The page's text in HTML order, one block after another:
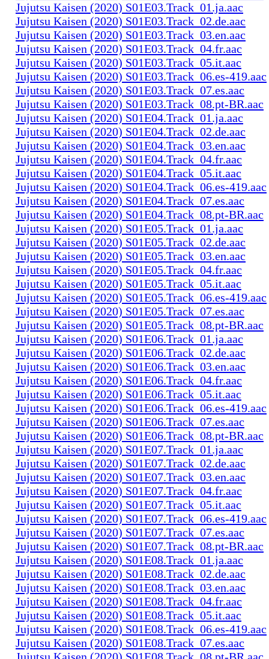
Jujutsu Kaisen (2020) S01E03.Track_01.ja.aac
Jujutsu Kaisen (2020) S01E03.Track_02.de.aac
Jujutsu Kaisen (2020) S01E03.Track_03.en.aac
Jujutsu Kaisen (2020) S01E03.Track_04.fr.aac
Jujutsu Kaisen (2020) S01E03.Track_05.it.aac
Jujutsu Kaisen (2020) S01E03.Track_06.es-419.aac
Jujutsu Kaisen (2020) S01E03.Track_07.es.aac
Jujutsu Kaisen (2020) S01E03.Track_08.pt-BR.aac
Jujutsu Kaisen (2020) S01E04.Track_01.ja.aac
Jujutsu Kaisen (2020) S01E04.Track_02.de.aac
Jujutsu Kaisen (2020) S01E04.Track_03.en.aac
Jujutsu Kaisen (2020) S01E04.Track_04.fr.aac
Jujutsu Kaisen (2020) S01E04.Track_05.it.aac
Jujutsu Kaisen (2020) S01E04.Track_06.es-419.aac
Jujutsu Kaisen (2020) S01E04.Track_07.es.aac
Jujutsu Kaisen (2020) S01E04.Track_08.pt-BR.aac
Jujutsu Kaisen (2020) S01E05.Track_01.ja.aac
Jujutsu Kaisen (2020) S01E05.Track_02.de.aac
Jujutsu Kaisen (2020) S01E05.Track_03.en.aac
Jujutsu Kaisen (2020) S01E05.Track_04.fr.aac
Jujutsu Kaisen (2020) S01E05.Track_05.it.aac
Jujutsu Kaisen (2020) S01E05.Track_06.es-419.aac
Jujutsu Kaisen (2020) S01E05.Track_07.es.aac
Jujutsu Kaisen (2020) S01E05.Track_08.pt-BR.aac
Jujutsu Kaisen (2020) S01E06.Track_01.ja.aac
Jujutsu Kaisen (2020) S01E06.Track_02.de.aac
Jujutsu Kaisen (2020) S01E06.Track_03.en.aac
Jujutsu Kaisen (2020) S01E06.Track_04.fr.aac
Jujutsu Kaisen (2020) S01E06.Track_05.it.aac
Jujutsu Kaisen (2020) S01E06.Track_06.es-419.aac
Jujutsu Kaisen (2020) S01E06.Track_07.es.aac
Jujutsu Kaisen (2020) S01E06.Track_08.pt-BR.aac
Jujutsu Kaisen (2020) S01E07.Track_01.ja.aac
Jujutsu Kaisen (2020) S01E07.Track_02.de.aac
Jujutsu Kaisen (2020) S01E07.Track_03.en.aac
Jujutsu Kaisen (2020) S01E07.Track_04.fr.aac
Jujutsu Kaisen (2020) S01E07.Track_05.it.aac
Jujutsu Kaisen (2020) S01E07.Track_06.es-419.aac
Jujutsu Kaisen (2020) S01E07.Track_07.es.aac
Jujutsu Kaisen (2020) S01E07.Track_08.pt-BR.aac
Jujutsu Kaisen (2020) S01E08.Track_01.ja.aac
Jujutsu Kaisen (2020) S01E08.Track_02.de.aac
Jujutsu Kaisen (2020) S01E08.Track_03.en.aac
Jujutsu Kaisen (2020) S01E08.Track_04.fr.aac
Jujutsu Kaisen (2020) S01E08.Track_05.it.aac
Jujutsu Kaisen (2020) S01E08.Track_06.es-419.aac
Jujutsu Kaisen (2020) S01E08.Track_07.es.aac